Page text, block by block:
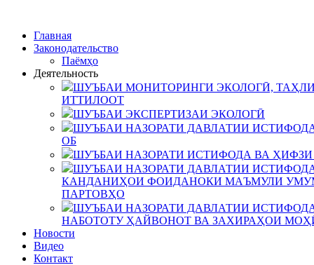
Главная
Законодательство
Паёмҳо
Деятельность
ШУЪБАИ МОНИТОРИНГИ ЭКОЛОГӢ,
ИТТИЛООТ
ШУЪБАИ ЭКСПЕРТИЗАИ ЭКОЛОГӢ
ШУЪБАИ НАЗОРАТИ ДАВЛАТИИ
ОБ
ШУЪБАИ НАЗОРАТИ ИСТИФОДА ВА
ШУЪБАИ НАЗОРАТИ ДАВЛАТИИ
КАНДАНИҲОИ ФОИДАНОКИ МАЪМУЛИ
ПАРТОВҲО
ШУЪБАИ НАЗОРАТИ ДАВЛАТИИ
НАБОТОТУ ҲАЙВОНОТ ВА ЗАХИРАҲОИ
Новости
Видео
Контакт